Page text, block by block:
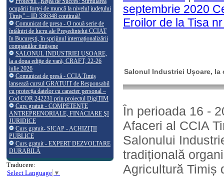
ocupării forței de muncă la nivelul județului
Timiș” – ID 336348 continuă!
Comunicat de presa - O nouă serie de
întâlniri de lucru ale Președintelui CCIAT
în București, în sprijinul internaționalizării
companiilor timișene
SALONUL INDUSTRIEI UȘOARE,
la a doua ediție de vară, CRAFT, 22-26
iulie 2026
Comunicat de presă - CCIA Timiș
lansează cursul GRATUIT de Responsabil
cu protecția datelor cu caracter personal –
Cod COR 242231 prin proiectul DigiTIM
Curs gratuit - COMPETENŢE
ANTREPRENORIALE, FINACIARE ŞI
JURIDICE
Curs gratuit- SICAP - ACHIZIŢII
PUBLICE
Curs gratuit - EXPERT DEZVOLTARE
DURABILĂ
Traducere:
Select Language ▼
septembrie 2020
Eroilor de la Tisa
Salonul Industriei Ușoare, la
În perioada 16 -
Afaceri al CCIA
Salonului
tradițională
Agricultură